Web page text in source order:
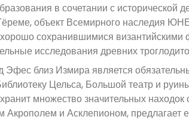
в сочетании с исторической
объект Всемирного наследия
сохранившимися
исследования древних
Эфес близ Измира является
Цельса, Большой театр и
множество значительных находок
и Асклепионом, предлагает